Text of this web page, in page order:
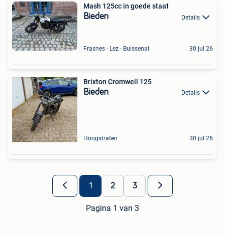
Mash 125cc in goede staat
Bieden Details
Frasnes - Lez - Buissenal 30 jul 26
Brixton Cromwell 125
Bieden Details
Hoogstraten 30 jul 26
1 2 3
Pagina 1 van 3